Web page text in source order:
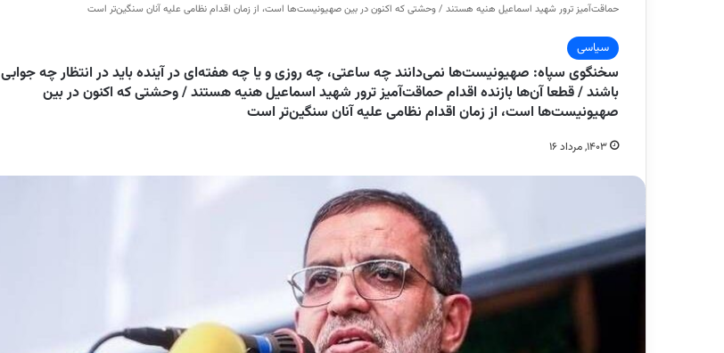
حماقت‌آمیز ترور شهید اسماعیل هنیه هستند / وحشتی که اکنون در بین صهیونیست‌ها است، از زمان اقدام نظامی علیه آنان سنگین‌تر است
سیاسی
سخنگوی سپاه: صهیونیست‌ها نمی‌دانند چه ساعتی، چه روزی و یا چه هفته‌ای در آینده باید در انتظار چه جوابی
باشند / قطعا آن‌ها بازنده اقدام حماقت‌آمیز ترور شهید اسماعیل هنیه هستند / وحشتی که اکنون در بین
صهیونیست‌ها است، از زمان اقدام نظامی علیه آنان سنگین‌تر است
۱۴۰۳, مرداد ۱۶